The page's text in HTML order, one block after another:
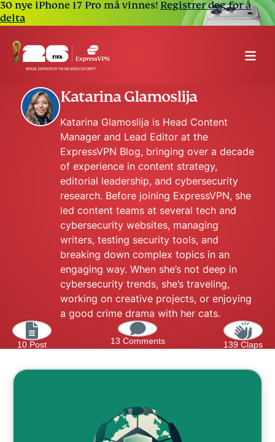
30 nye iPhone 17 Pro må vinnes! Registrer deg for å
delta
Katarina Glamoslija
Katarina Glamoslija is Head Content
Manager and Lead Editor at the
ExpressVPN Blog, bringing over a decade
of experience in content strategy,
editorial leadership, and cybersecurity
research. Before joining ExpressVPN, she
led content teams at several tech and
cybersecurity websites, managing
writers, testing security tools, and
breaking down complex topics in an
engaging way. When she’s not deep in
cybersecurity trends, she’s traveling,
working on creative projects, or enjoying
a good crime drama with her cats.
10 Post 13 Comments 139 Claps